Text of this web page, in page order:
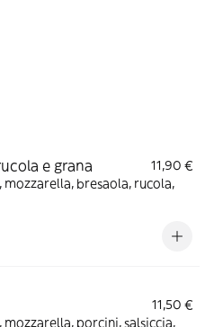
e grana
11,90 €
bresaola, rucola,
11,50 €
porcini, salsiccia,